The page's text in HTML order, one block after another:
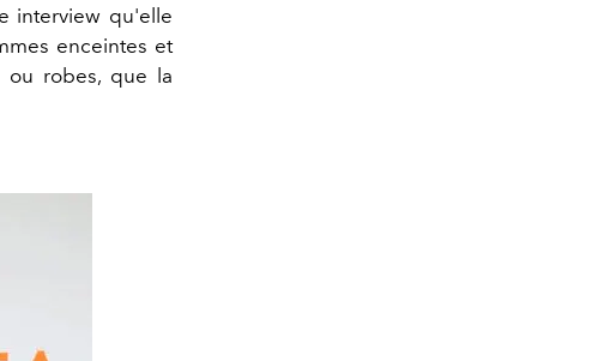
interview qu'elle
enceintes et
ou robes, que la